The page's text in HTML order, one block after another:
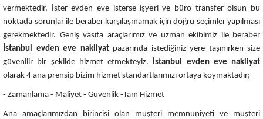
vermektedir. İster evden eve isterse işyeri ve büro transfer olsun bu
noktada sorunlar ile beraber karşılaşmamak için doğru seçimler yapılması
gerekmektedir. Geniş vasıta araçlarımız ve uzman ekibimiz ile beraber
İstanbul evden eve nakliyatpazarında istediğiniz yere taşınırken size
güvenilir bir şekilde hizmet etmekteyiz. İstanbul evden eve nakliyat
olarak 4 ana prensip bizim hizmet standartlarımızı ortaya koymaktadır;
- Zamanlama - Maliyet - Güvenlik -Tam Hizmet
Ana amaçlarımızdan birincisi olan müşteri memnuniyeti ve müşteri